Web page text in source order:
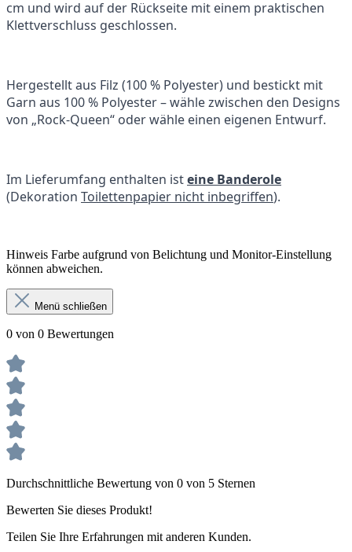
cm und wird auf der Rückseite mit einem praktischen
Klettverschluss geschlossen.
Hergestellt aus Filz (100 % Polyester) und bestickt mit
Garn aus 100 % Polyester – wähle zwischen den Designs
von „Rock-Queen“ oder wähle einen eigenen Entwurf.
Im Lieferumfang enthalten isteine Banderole
(Dekoration Toilettenpapier nicht inbegriffen).
Hinweis Farbe aufgrund von Belichtung und Monitor-Einstellung
können abweichen.
Menü schließen
0 von 0 Bewertungen
Durchschnittliche Bewertung von 0 von 5 Sternen
Bewerten Sie dieses Produkt!
Teilen Sie Ihre Erfahrungen mit anderen Kunden.